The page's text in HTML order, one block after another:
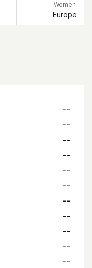
Women
Europe
--
--
--
--
--
--
--
--
--
--
--